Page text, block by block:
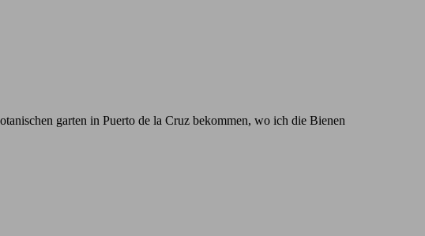
garten in Puerto de la Cruz bekommen, wo ich die Bienen